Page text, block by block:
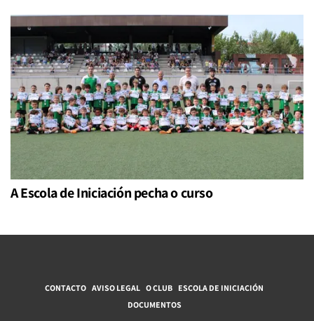
A Escola de Iniciación pecha o curso
CONTACTO AVISO LEGAL O CLUB ESCOLA DE INICIACIÓN
DOCUMENTOS